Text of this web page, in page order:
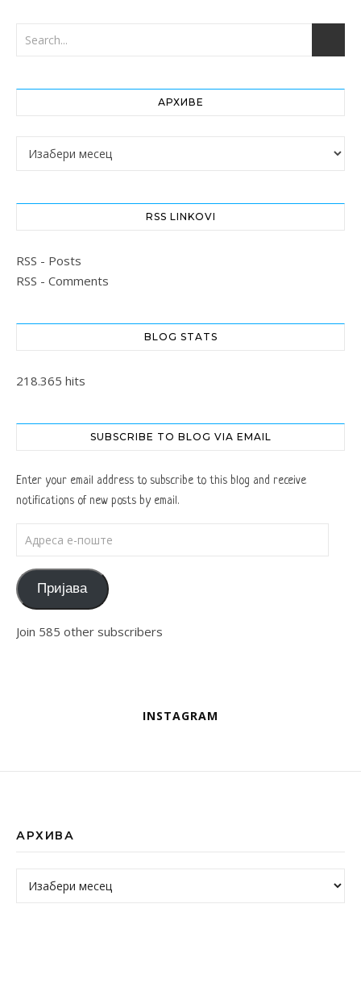
АРХИВЕ
Архиве
RSS LINKOVI
RSS - Posts
RSS - Comments
BLOG STATS
218.365 hits
SUBSCRIBE TO BLOG VIA EMAIL
Enter your email address to subscribe to this blog and receive
notifications of new posts by email.
Пријава
Join 585 other subscribers
INSTAGRAM
АРХИВА
Архива